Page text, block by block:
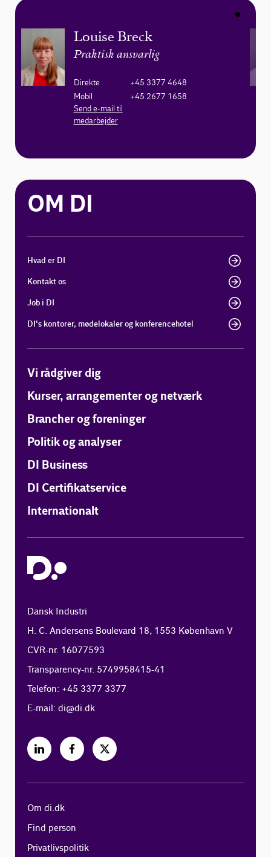
Louise Breck
Praktisk ansvarlig
Direkte
+45 3377 4648
Mobil
+45 2677 1658
Send e-mail til
medarbejder
OM DI
Hvad er DI
Kontakt os
Job i DI
DI's kontorer, mødelokaler og konferencehotel
Vi rådgiver dig
Kurser, arrangementer og netværk
Brancher og foreninger
Politik og analyser
DI Business
DI Certifikatservice
Internationalt
Dansk Industri
H. C. Andersens Boulevard 18, 1553 København V
CVR-nr. 16077593
Transparency-nr. 5749958415-41
Telefon: +45 3377 3377
E-mail:di@di.dk
Om di.dk
Find person
Privatlivspolitik